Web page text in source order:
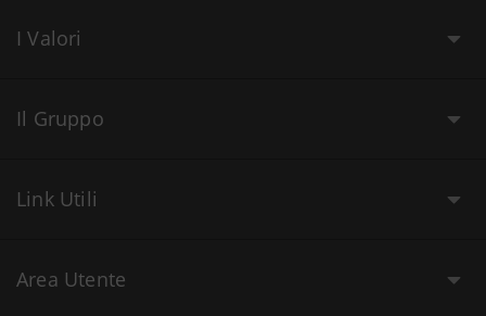
I Valori
Il Gruppo
Link Utili
Area Utente